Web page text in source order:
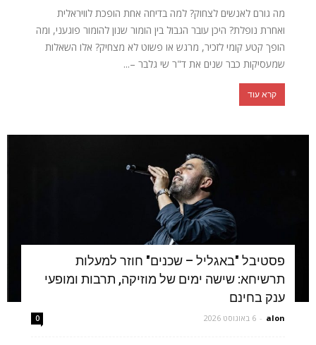
מה גורם לאנשים לצחוק? למה בדיחה אחת הופכת לוויראלית
ואחרת נופלת? היכן עובר הגבול בין הומור שנון להומור פוגעני, ומה
הופך קטע קומי לזכיר, מרגש או פשוט לא מצחיק? אלו השאלות
שמעסיקות כבר שנים את ד"ר שי גלבר –...
קרא עוד
פסטיבל "באגליל – שכנים" חוזר למעלות
תרשיחא: שישה ימים של מוזיקה, תרבות ומופעי
ענק בחינם
alon
- 6 באוגוסט 2026 0